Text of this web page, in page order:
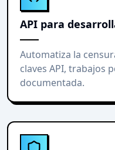
API para
Automatiza la
claves API, trabajos
documentada.